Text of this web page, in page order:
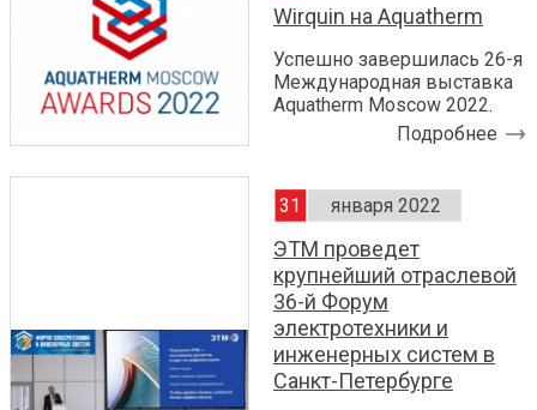
Wirquin на Aquatherm
Успешно завершилась 26-я
Международная выставка
Aquatherm Moscow 2022.
Подробнее
31 января 2022
ЭТМ проведет
крупнейший отраслевой
36-й Форум
электротехники и
инженерных систем в
Санкт-Петербурге